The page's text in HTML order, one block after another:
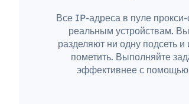
Все IP-адреса в пуле
реальным устройствам.
разделяют ни одну подсеть
пометить. Выполняйте
эффективнее с помощью